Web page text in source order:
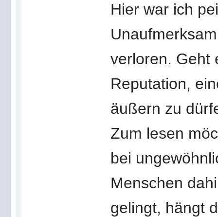
Hier war ich
verloren. Geht
Reputation,
äußern zu
Zum lesen
bei
Menschen
gelingt, hängt